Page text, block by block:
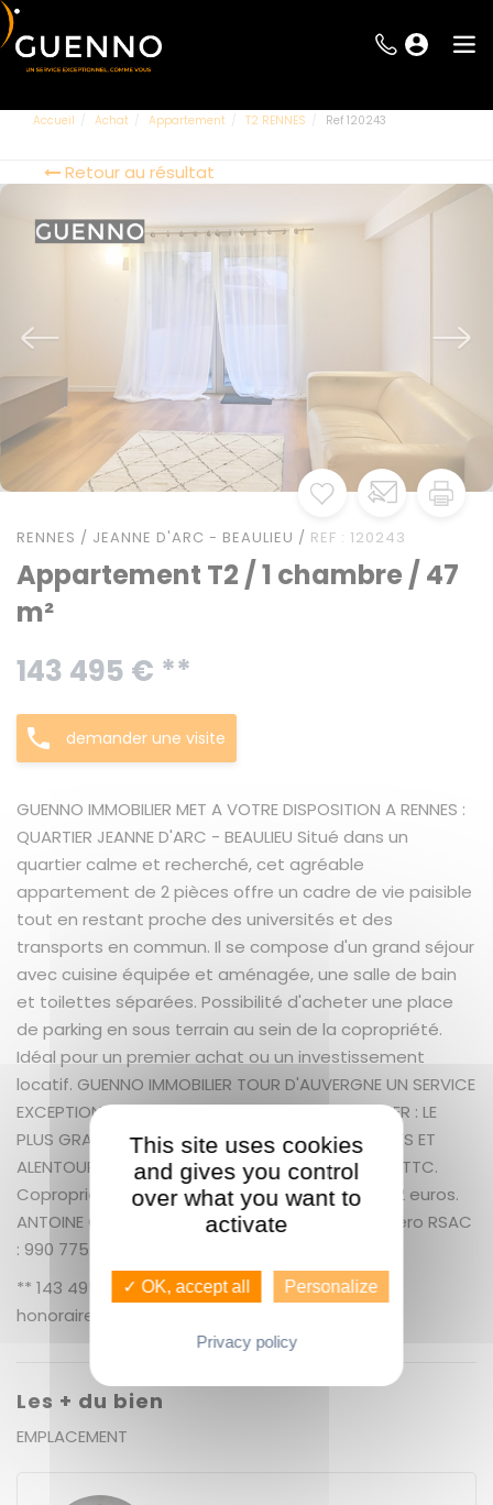
Accueil Achat Appartement T2 RENNES Ref 120243
Retour au résultat
RENNES / JEANNE D'ARC - BEAULIEU / REF : 120243
Appartement T2 / 1 chambre / 47
m²
143 495 € **
demander une visite
GUENNO IMMOBILIER MET A VOTRE DISPOSITION A RENNES :
QUARTIER JEANNE D'ARC - BEAULIEU Situé dans un
quartier calme et recherché, cet agréable
appartement de 2 pièces offre un cadre de vie paisible
tout en restant proche des universités et des
transports en commun. Il se compose d'un grand séjour
avec cuisine équipée et aménagée, une salle de bain
et toilettes séparées. Possibilité d'acheter une place
de parking en sous terrain au sein de la copropriété.
Idéal pour un premier achat ou un investissement
locatif. GUENNO IMMOBILIER TOUR D'AUVERGNE UN SERVICE
EXCEPTIONNEL COMME VOUS ! GUENNO IMMOBILIER : LE
PLUS GRAND CHOIX DE BIEN IMMOBILIER SUR RENNES ET
ALENTOURS + 6.29 % honoraires de négociation TTC.
Copropriété de 35 lots. Charges annuelles : 622 euros.
ANTOINE OZERAY (EI) Agent Commercial - Numéro RSAC
: 990 775 793 - RENNES.
** 143 495 € honoraires inclus | 135 000 € hors
honoraires
Les + du bien
EMPLACEMENT
This site uses cookies
and gives you control
over what you want to
activate
✓ OK, accept all Personalize
Privacy policy